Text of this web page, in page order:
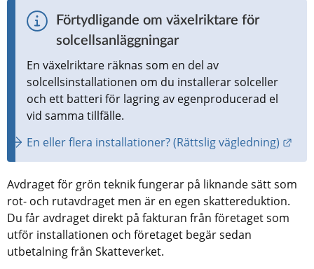
Förtydligande om växelriktare för
solcellsanläggningar
En växelriktare räknas som en del av
solcellsinstallationen om du installerar solceller
och ett batteri för lagring av egenproducerad el
vid samma tillfälle.
En eller flera installationer? (Rättslig vägledning)
Avdraget för grön teknik fungerar på liknande sätt som
rot- och rutavdraget men är en egen skattereduktion.
Du får avdraget direkt på fakturan från företaget som
utför installationen och företaget begär sedan
utbetalning från Skatteverket.